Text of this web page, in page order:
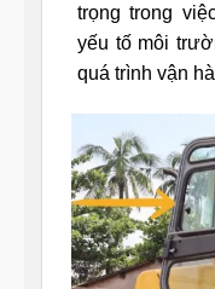
trọng trong
yếu tố môi
quá trình vận